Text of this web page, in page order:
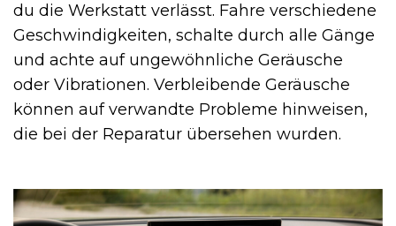
du die Werkstatt verlässt. Fahre verschiedene
Geschwindigkeiten, schalte durch alle Gänge
und achte auf ungewöhnliche Geräusche
oder Vibrationen. Verbleibende Geräusche
können auf verwandte Probleme hinweisen,
die bei der Reparatur übersehen wurden.